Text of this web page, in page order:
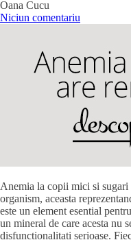
Oana Cucu
Niciun comentariu
Anemia la copii mici si sugari
organism, aceasta
este un element esential
un mineral de care acesta nu
disfunctionalitati serioase.